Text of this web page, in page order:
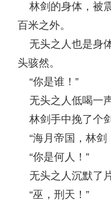
林剑的身体，被
百米之外。
无头之人也是身
头骇然。
“你是谁！”
无头之人低喝一
林剑手中挽了个
“海月帝国，林剑
“你是何人！”
无头之人沉默了
“巫，刑天！”